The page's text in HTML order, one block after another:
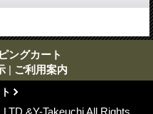
ングカート
| ご利用案内
Takeuchi All Rights